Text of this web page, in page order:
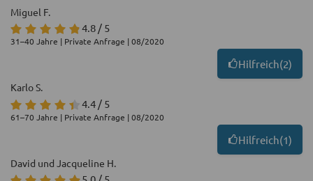
Miguel F.
4.8 / 5
31–40 Jahre | Private Anfrage | 08/2020
Hilfreich(2)
Karlo S.
4.4 / 5
61–70 Jahre | Private Anfrage | 08/2020
Hilfreich(1)
David und Jacqueline H.